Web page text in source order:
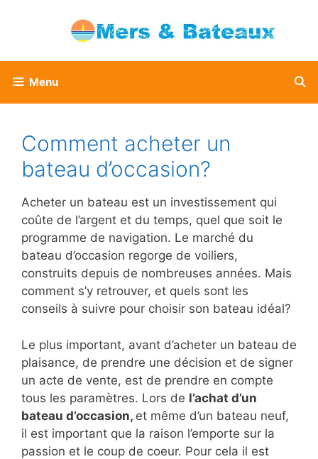
Menu
Comment acheter un
bateau d’occasion?
Acheter un bateau est un investissement qui
coûte de l’argent et du temps, quel que soit le
programme de navigation. Le marché du
bateau d’occasion regorge de voiliers,
construits depuis de nombreuses années. Mais
comment s’y retrouver, et quels sont les
conseils à suivre pour choisir son bateau idéal?
Le plus important, avant d’acheter un bateau de
plaisance, de prendre une décision et de signer
un acte de vente, est de prendre en compte
tous les paramètres. Lors de l’achat d’un
bateau d’occasion, et même d’un bateau neuf,
il est important que la raison l’emporte sur la
passion et le coup de coeur. Pour cela il est